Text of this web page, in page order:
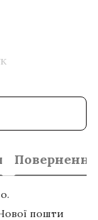
Повернення
пошти